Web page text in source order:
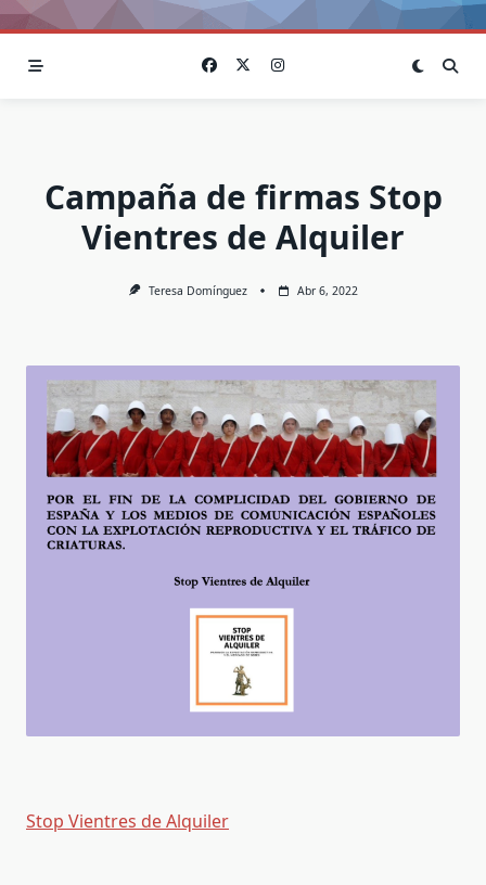
Campaña de firmas Stop
Vientres de Alquiler
Teresa Domínguez Abr 6, 2022
Stop Vientres de Alquiler